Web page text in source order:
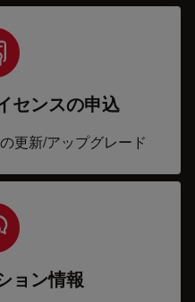
センスの申込
更新/アップグレード
ョン情報